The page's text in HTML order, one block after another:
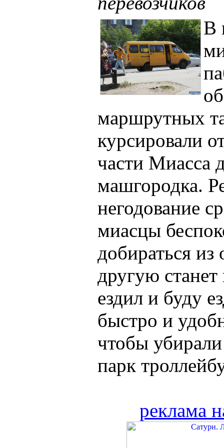
В
маршрутных
курсировали
части Миасса
машгородка.
негодование
миасцы
добираться из
другую
ездил и буду
быстро и
чтобы
парк
реклама